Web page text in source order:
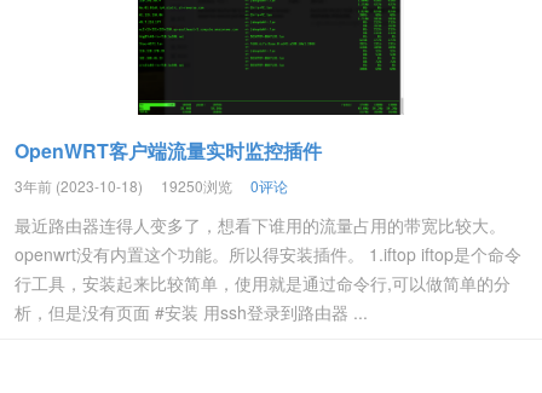
OpenWRT客户端流量实时监控插件
3年前 (2023-10-18) 19250浏览 0评论
最近路由器连得人变多了，想看下谁用的流量占用的带宽比较大。
openwrt没有内置这个功能。所以得安装插件。 1.iftop iftop是个命令
行工具，安装起来比较简单，使用就是通过命令行,可以做简单的分
析，但是没有页面 #安装 用ssh登录到路由器 ...